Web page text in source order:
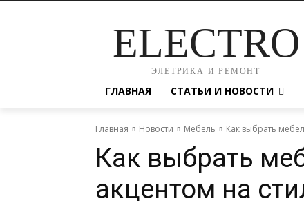
ELECTRO
ЭЛЕТРИКА И РЕМОНТ
ГЛАВНАЯ СТАТЬИ И НОВОСТИ
Главная Новости Мебель Как выбрать
Как выбрать
акцентом на